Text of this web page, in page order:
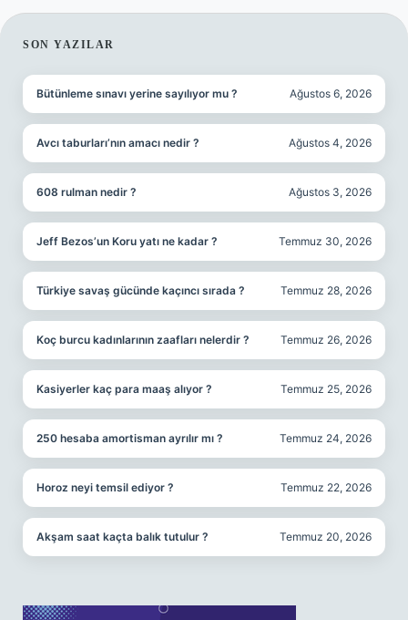
SIDEBAR
SON YAZILAR
Bütünleme sınavı yerine sayılıyor mu ? Ağustos 6, 2026
Avcı taburları’nın amacı nedir ? Ağustos 4, 2026
608 rulman nedir ? Ağustos 3, 2026
Jeff Bezos’un Koru yatı ne kadar ? Temmuz 30, 2026
Türkiye savaş gücünde kaçıncı sırada ? Temmuz 28, 2026
Koç burcu kadınlarının zaafları nelerdir ? Temmuz 26, 2026
Kasiyerler kaç para maaş alıyor ? Temmuz 25, 2026
250 hesaba amortisman ayrılır mı ? Temmuz 24, 2026
Horoz neyi temsil ediyor ? Temmuz 22, 2026
Akşam saat kaçta balık tutulur ? Temmuz 20, 2026